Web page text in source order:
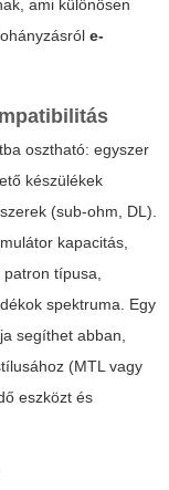
ami különösen
e-
osztható: egyszer
készülékek
(sub-ohm, DL).
kapacitás,
típusa,
spektruma. Egy
segíthet abban,
(MTL vagy
eszközt és